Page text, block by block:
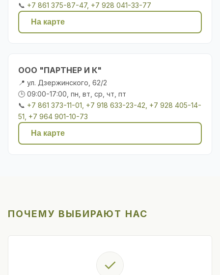
📞 +7 861 375-87-47, +7 928 041-33-77
На карте
ООО "ПАРТНЕР И К"
📍 ул. Дзержинского, 62/2
🕒 09:00-17:00, пн, вт, ср, чт, пт
📞 +7 861 373-11-01, +7 918 633-23-42, +7 928 405-14-
51, +7 964 901-10-73
На карте
ПОЧЕМУ ВЫБИРАЮТ НАС
✓